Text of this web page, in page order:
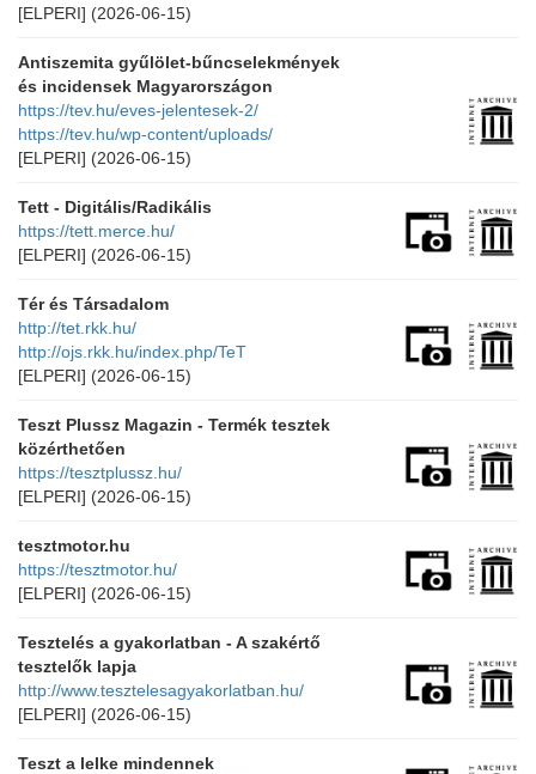
[ELPERI] (2026-06-15)
Antiszemita gyűlölet-bűncselekmények
és incidensek Magyarországon
https://tev.hu/eves-jelentesek-2/
https://tev.hu/wp-content/uploads/
[ELPERI] (2026-06-15)
Tett - Digitális/Radikális
https://tett.merce.hu/
[ELPERI] (2026-06-15)
Tér és Társadalom
http://tet.rkk.hu/
http://ojs.rkk.hu/index.php/TeT
[ELPERI] (2026-06-15)
Teszt Plussz Magazin - Termék tesztek
közérthetően
https://tesztplussz.hu/
[ELPERI] (2026-06-15)
tesztmotor.hu
https://tesztmotor.hu/
[ELPERI] (2026-06-15)
Tesztelés a gyakorlatban - A szakértő
tesztelők lapja
http://www.tesztelesagyakorlatban.hu/
[ELPERI] (2026-06-15)
Teszt a lelke mindennek